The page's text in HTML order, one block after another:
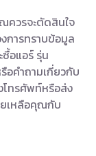
ควรจะตัดสินใจ
การทราบข้อมูล
ซื้อแอร์ รุ่น
อคำถามเกี่ยวกับ
โทรศัพท์หรือส่ง
ยเหลือคุณกับ